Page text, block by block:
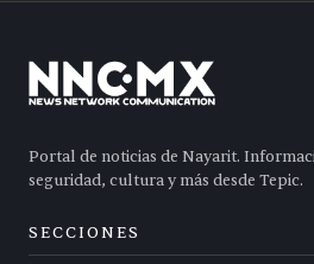
Portal de noticias de Nayarit.
seguridad, cultura y más desde Tepic.
SECCIONES